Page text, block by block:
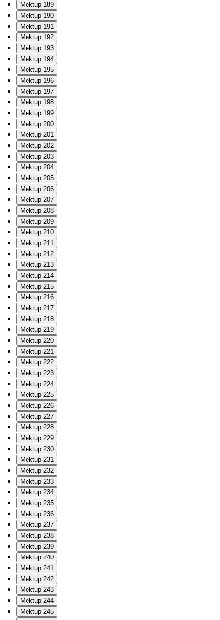
Mektup 189
Mektup 190
Mektup 191
Mektup 192
Mektup 193
Mektup 194
Mektup 195
Mektup 196
Mektup 197
Mektup 198
Mektup 199
Mektup 200
Mektup 201
Mektup 202
Mektup 203
Mektup 204
Mektup 205
Mektup 206
Mektup 207
Mektup 208
Mektup 209
Mektup 210
Mektup 211
Mektup 212
Mektup 213
Mektup 214
Mektup 215
Mektup 216
Mektup 217
Mektup 218
Mektup 219
Mektup 220
Mektup 221
Mektup 222
Mektup 223
Mektup 224
Mektup 225
Mektup 226
Mektup 227
Mektup 228
Mektup 229
Mektup 230
Mektup 231
Mektup 232
Mektup 233
Mektup 234
Mektup 235
Mektup 236
Mektup 237
Mektup 238
Mektup 239
Mektup 240
Mektup 241
Mektup 242
Mektup 243
Mektup 244
Mektup 245